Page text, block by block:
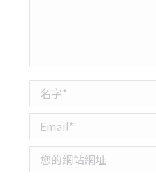
名字 *
Email *
您的網站網址